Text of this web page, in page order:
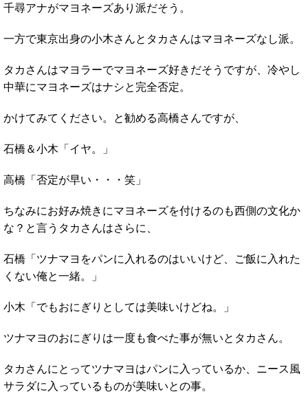
千尋アナがマヨネーズあり派だそう。
一方で東京出身の小木さんとタカさんはマヨネーズなし派。
タカさんはマヨラーでマヨネーズ好きだそうですが、冷やし
中華にマヨネーズはナシと完全否定。
かけてみてください。と勧める高橋さんですが、
石橋＆小木「イヤ。」
高橋「否定が早い・・・笑」
ちなみにお好み焼きにマヨネーズを付けるのも西側の文化か
な？と言うタカさんはさらに、
石橋「ツナマヨをパンに入れるのはいいけど、ご飯に入れた
くない俺と一緒。」
小木「でもおにぎりとしては美味いけどね。」
ツナマヨのおにぎりは一度も食べた事が無いとタカさん。
タカさんにとってツナマヨはパンに入っているか、ニース風
サラダに入っているものが美味いとの事。